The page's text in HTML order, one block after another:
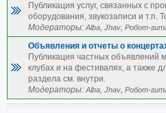
Публикация услуг, связанных с
оборудования, звукозаписи и т.п.
Модераторы:Alba, Jhav, Робот-
Объявления и отчеты о
Публикация частных объявлений
клубах и на фестивалях, а также
раздела см. внутри.
Модераторы:Alba, Jhav, Робот-